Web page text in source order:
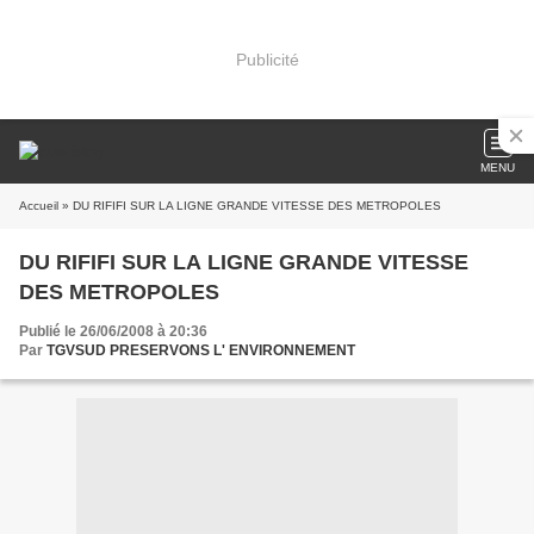
Publicité
MENU
Accueil » DU RIFIFI SUR LA LIGNE GRANDE VITESSE DES METROPOLES
DU RIFIFI SUR LA LIGNE GRANDE VITESSE
DES METROPOLES
Publié le 26/06/2008 à 20:36
Par TGVSUD PRESERVONS L' ENVIRONNEMENT